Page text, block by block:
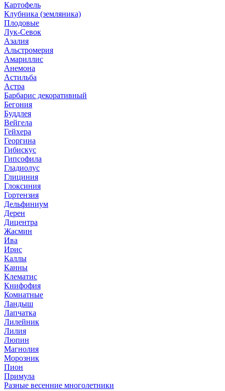
Картофель
Клубника (земляника)
Плодовые
Лук-Севок
Азалия
Альстромерия
Амариллис
Анемона
Астильба
Астра
Барбарис декоративный
Бегония
Буддлея
Вейгела
Гейхера
Георгина
Гибискус
Гипсофила
Гладиолус
Глициния
Глоксиния
Гортензия
Дельфиниум
Дерен
Дицентра
Жасмин
Ива
Ирис
Каллы
Канны
Клематис
Книфофия
Комнатные
Ландыш
Лапчатка
Лилейник
Лилия
Люпин
Магнолия
Морозник
Пион
Примула
Разные весенние многолетники